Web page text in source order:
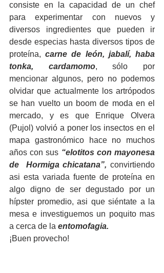
consiste en la capacidad de un chef
para experimentar con nuevos y
diversos ingredientes que pueden ir
desde especias hasta diversos tipos de
proteína, carne de león, jabalí, haba
tonka, cardamomo, sólo por
mencionar algunos, pero no podemos
olvidar que actualmente los artrópodos
se han vuelto un boom de moda en el
mercado, y es que Enrique Olvera
(Pujol) volvió a poner los insectos en el
mapa gastronómico hace no muchos
años con sus “elotitos con mayonesa
de  Hormiga chicatana”, convirtiendo
asi esta variada fuente de proteína en
algo digno de ser degustado por un
hípster promedio, asi que siéntate a la
mesa e investiguemos un poquito mas
a cerca de la entomofagia.
¡Buen provecho!